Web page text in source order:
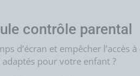
contrôle parental
d’écran et empêcher l’accès
adaptés pour votre enfant ?